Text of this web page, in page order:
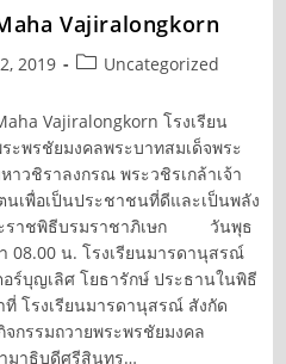
Vajiralongkorn
2019
PostUncategorized
Vajiralongkorn โรงเรียน
ะพรชัยมงคลพระบาทสมเด็จพระ
วชิราลงกรณ พระวชิรเกล้าเจ้า
พื่อเป็นประชาชนที่ดีและเป็นพลัง
ะราชพิธีบรมราชาภิเษก วันพุธ
08.00 น. โรงเรียนมารดานุสรณ์
อร์บุญเลิศ โยธารักษ์ ประธานในพิธี
โรงเรียนมารดานุสรณ์ สังกัด
กรรมถวายพระพรชัยมงคล
มาธิบดีศรีสินทร…